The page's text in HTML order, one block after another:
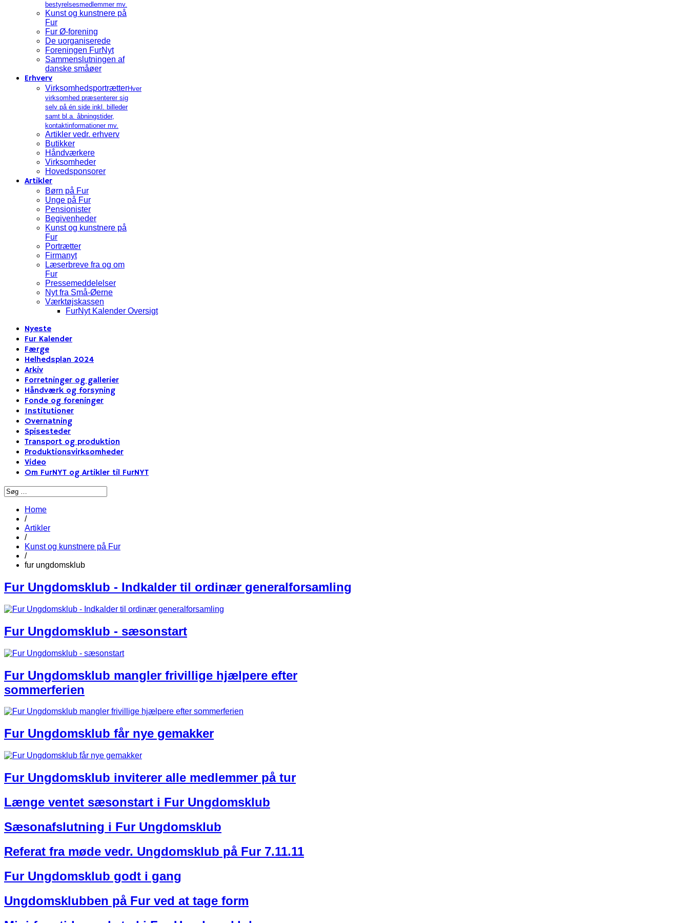
bestyrelsesmedlemmer mv.
Kunst og kunstnere på
Fur
Fur Ø-forening
De uorganiserede
Foreningen FurNyt
Sammenslutningen af
danske småøer
Erhverv
VirksomhedsportrætterHver
virksomhed præsenterer sig
selv på én side inkl. billeder
samt bl.a. åbningstider,
kontaktinformationer mv.
Artikler vedr. erhverv
Butikker
Håndværkere
Virksomheder
Hovedsponsorer
Artikler
Børn på Fur
Unge på Fur
Pensionister
Begivenheder
Kunst og kunstnere på
Fur
Portrætter
Firmanyt
Læserbreve fra og om
Fur
Pressemeddelelser
Nyt fra Små-Øerne
Værktøjskassen
FurNyt Kalender Oversigt
Nyeste
Fur Kalender
Færge
Helhedsplan 2024
Arkiv
Forretninger og gallerier
Håndværk og forsyning
Fonde og foreninger
Institutioner
Overnatning
Spisesteder
Transport og produktion
Produktionsvirksomheder
Video
Om FurNYT og Artikler til FurNYT
Home
/
Artikler
/
Kunst og kunstnere på Fur
/
fur ungdomsklub
Fur Ungdomsklub - Indkalder til ordinær generalforsamling
Fur Ungdomsklub - sæsonstart
Fur Ungdomsklub mangler frivillige hjælpere efter
sommerferien
Fur Ungdomsklub får nye gemakker
Fur Ungdomsklub inviterer alle medlemmer på tur
Længe ventet sæsonstart i Fur Ungdomsklub
Sæsonafslutning i Fur Ungdomsklub
Referat fra møde vedr. Ungdomsklub på Fur 7.11.11
Fur Ungdomsklub godt i gang
Ungdomsklubben på Fur ved at tage form